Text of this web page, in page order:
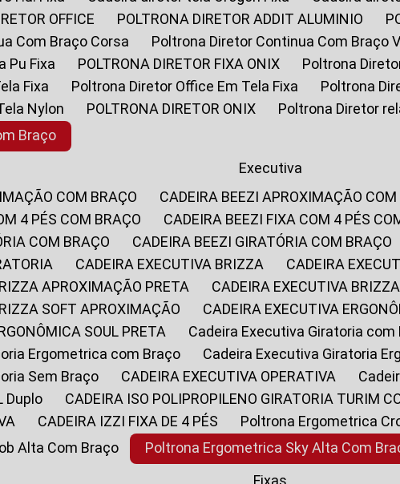
OFFICE
POLTRONA DIRETOR ADDIT ALUMINIO
Com Braço Corsa
Poltrona Diretor Continua Com Braço
Pu Fixa
POLTRONA DIRETOR FIXA ONIX
Poltrona
Fixa
Poltrona Diretor Office Em Tela Fixa
Poltrona
Nylon
POLTRONA DIRETOR ONIX
Poltrona Diretor
Braço
Executiva
COM BRAÇO
CADEIRA BEEZI APROXIMAÇÃO
4 PÉS COM BRAÇO
CADEIRA BEEZI FIXA COM 4 PÉS
COM BRAÇO
CADEIRA BEEZI GIRATÓRIA COM BRAÇO
CADEIRA EXECUTIVA BRIZZA
CADEIRA
APROXIMAÇÃO PRETA
CADEIRA EXECUTIVA
SOFT APROXIMAÇÃO
CADEIRA EXECUTIVA
SOUL PRETA
Cadeira Executiva Giratoria com
Ergometrica com Braço
Cadeira Executiva Giratoria
Sem Braço
CADEIRA EXECUTIVA OPERATIVA
Duplo
CADEIRA ISO POLIPROPILENO GIRATORIA TURIM
CADEIRA IZZI FIXA DE 4 PÉS
Poltrona Ergometrica
Alta Com Braço
Poltrona Ergometrica Sky Alta Com
Fixas